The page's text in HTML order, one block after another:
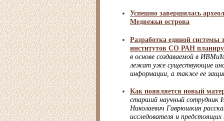
Успешно завершилась
Медвежьи острова
Разработка единой
институтов СО РАН
в основе создаваемой в
лежат уже существующие
информации, а также ее
Как появляется новый
старший научный
Николаевич Гаврюшкин
исследователя и